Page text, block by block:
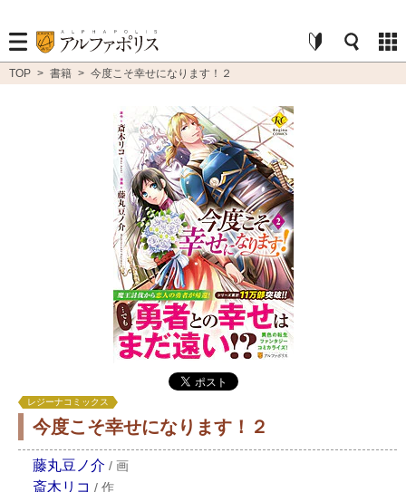
TOP > 書籍 > 今度こそ幸せになります！２
レジーナコミックス
今度こそ幸せになります！２
藤丸豆ノ介 / 画
斎木リコ / 作